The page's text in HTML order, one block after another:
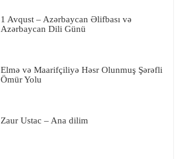
1 Avqust – Azərbaycan Əlifbası və
Azərbaycan Dili Günü
Elmə və Maarifçiliyə Həsr Olunmuş Şərəfli
Ömür Yolu
Zaur Ustac – Ana dilim